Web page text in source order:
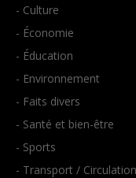
- Culture
- Économie
- Éducation
- Environnement
- Faits divers
- Santé et bien-être
- Sports
- Transport / Circulation